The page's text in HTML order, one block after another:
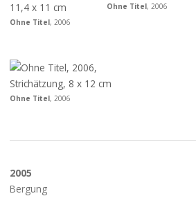
Ohne Titel, 2006
Ohne Titel, 2006
Ohne Titel, 2006
2005
Bergung